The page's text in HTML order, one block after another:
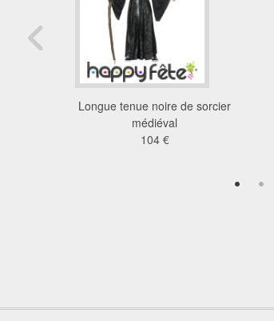
Longue tenue noire de sorcier
médiéval
104 €